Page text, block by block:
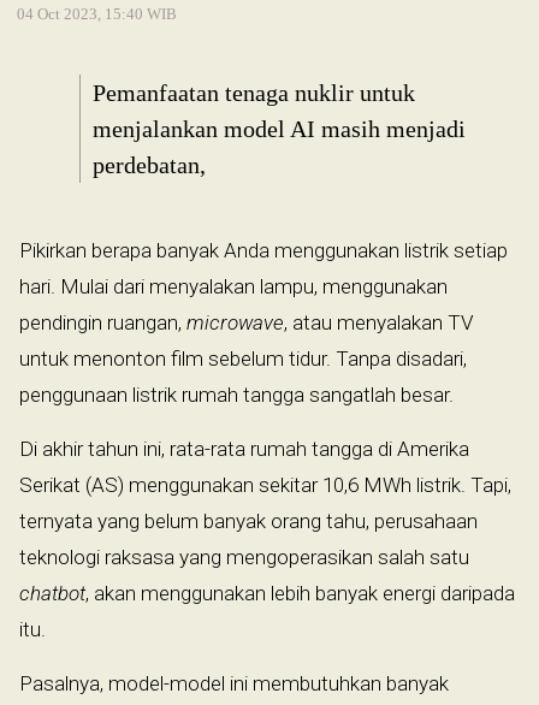
04 Oct 2023, 15:40 WIB
Pemanfaatan tenaga nuklir untuk
menjalankan model AI masih menjadi
perdebatan,
Pikirkan berapa banyak Anda menggunakan listrik setiap
hari. Mulai dari menyalakan lampu, menggunakan
pendingin ruangan, microwave, atau menyalakan TV
untuk menonton film sebelum tidur. Tanpa disadari,
penggunaan listrik rumah tangga sangatlah besar.
Di akhir tahun ini, rata-rata rumah tangga di Amerika
Serikat (AS) menggunakan sekitar 10,6 MWh listrik. Tapi,
ternyata yang belum banyak orang tahu, perusahaan
teknologi raksasa yang mengoperasikan salah satu
chatbot, akan menggunakan lebih banyak energi daripada
itu.
Pasalnya, model-model ini membutuhkan banyak